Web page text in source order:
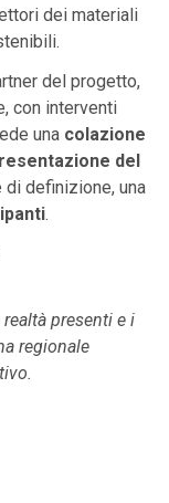
dei materiali
del progetto,
con interventi
una colazione
del
di definizione, una
.
presenti e i
regionale